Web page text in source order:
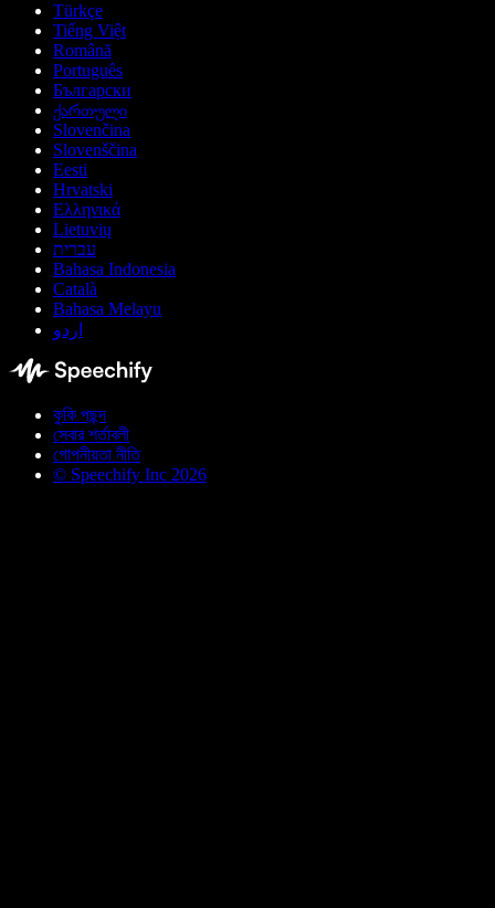
Türkçe
Tiếng Việt
Română
Português
Български
ქართული
Slovenčina
Slovenščina
Eesti
Hrvatski
Ελληνικά
Lietuvių
עברית
Bahasa Indonesia
Català
Bahasa Melayu
اردو
কুকি পছন্দ
সেবার শর্তাবলী
গোপনীয়তা নীতি
© Speechify Inc 2026